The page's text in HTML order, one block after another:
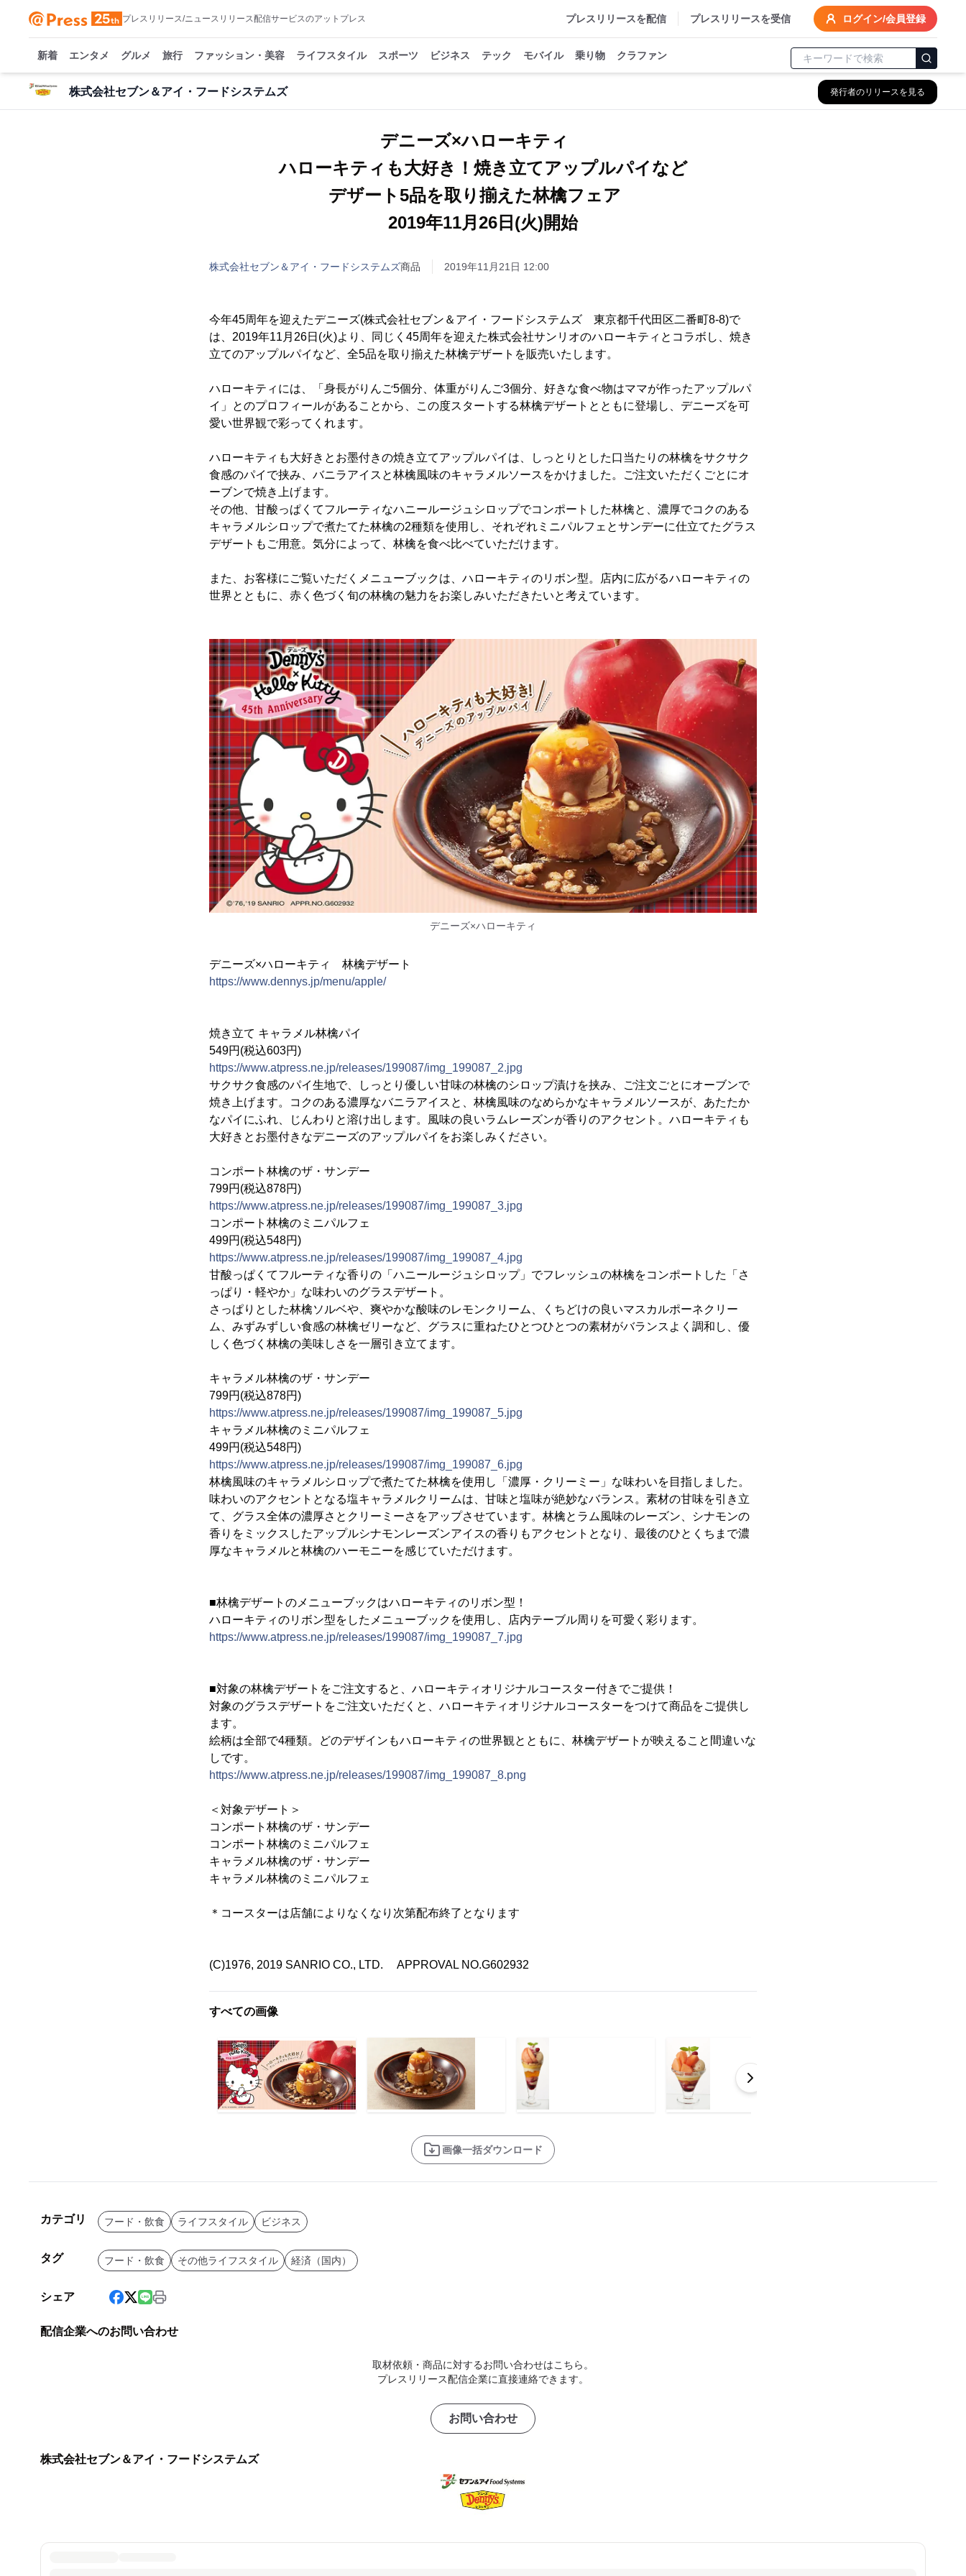
プレスリリース/ニュースリリース配信サービスのアットプレス プレスリリースを配信 プレスリリースを受信 ログイン/会員登録
新着 エンタメ グルメ 旅行 ファッション・美容 ライフスタイル スポーツ ビジネス テック モバイル 乗り物 クラファン
株式会社セブン＆アイ・フードシステムズ 発行者のリリースを見る
デニーズ×ハローキティ
ハローキティも大好き！焼き立てアップルパイなど
デザート5品を取り揃えた林檎フェア
2019年11月26日(火)開始
株式会社セブン＆アイ・フードシステムズ商品 2019年11月21日 12:00
今年45周年を迎えたデニーズ(株式会社セブン＆アイ・フードシステムズ 東京都千代田区二番町8-8)で
は、2019年11月26日(火)より、同じく45周年を迎えた株式会社サンリオのハローキティとコラボし、焼き
立てのアップルパイなど、全5品を取り揃えた林檎デザートを販売いたします。
ハローキティには、「身長がりんご5個分、体重がりんご3個分、好きな食べ物はママが作ったアップルパ
イ」とのプロフィールがあることから、この度スタートする林檎デザートとともに登場し、デニーズを可
愛い世界観で彩ってくれます。
ハローキティも大好きとお墨付きの焼き立てアップルパイは、しっとりとした口当たりの林檎をサクサク
食感のパイで挟み、バニラアイスと林檎風味のキャラメルソースをかけました。ご注文いただくごとにオ
ーブンで焼き上げます。
その他、甘酸っぱくてフルーティなハニールージュシロップでコンポートした林檎と、濃厚でコクのある
キャラメルシロップで煮たてた林檎の2種類を使用し、それぞれミニパルフェとサンデーに仕立てたグラス
デザートもご用意。気分によって、林檎を食べ比べていただけます。
また、お客様にご覧いただくメニューブックは、ハローキティのリボン型。店内に広がるハローキティの
世界とともに、赤く色づく旬の林檎の魅力をお楽しみいただきたいと考えています。
デニーズ×ハローキティ
デニーズ×ハローキティ 林檎デザート
https://www.dennys.jp/menu/apple/
焼き立て キャラメル林檎パイ
549円(税込603円)
https://www.atpress.ne.jp/releases/199087/img_199087_2.jpg
サクサク食感のパイ生地で、しっとり優しい甘味の林檎のシロップ漬けを挟み、ご注文ごとにオーブンで
焼き上げます。コクのある濃厚なバニラアイスと、林檎風味のなめらかなキャラメルソースが、あたたか
なパイにふれ、じんわりと溶け出します。風味の良いラムレーズンが香りのアクセント。ハローキティも
大好きとお墨付きなデニーズのアップルパイをお楽しみください。
コンポート林檎のザ・サンデー
799円(税込878円)
https://www.atpress.ne.jp/releases/199087/img_199087_3.jpg
コンポート林檎のミニパルフェ
499円(税込548円)
https://www.atpress.ne.jp/releases/199087/img_199087_4.jpg
甘酸っぱくてフルーティな香りの「ハニールージュシロップ」でフレッシュの林檎をコンポートした「さ
っぱり・軽やか」な味わいのグラスデザート。
さっぱりとした林檎ソルベや、爽やかな酸味のレモンクリーム、くちどけの良いマスカルポーネクリー
ム、みずみずしい食感の林檎ゼリーなど、グラスに重ねたひとつひとつの素材がバランスよく調和し、優
しく色づく林檎の美味しさを一層引き立てます。
キャラメル林檎のザ・サンデー
799円(税込878円)
https://www.atpress.ne.jp/releases/199087/img_199087_5.jpg
キャラメル林檎のミニパルフェ
499円(税込548円)
https://www.atpress.ne.jp/releases/199087/img_199087_6.jpg
林檎風味のキャラメルシロップで煮たてた林檎を使用し「濃厚・クリーミー」な味わいを目指しました。
味わいのアクセントとなる塩キャラメルクリームは、甘味と塩味が絶妙なバランス。素材の甘味を引き立
て、グラス全体の濃厚さとクリーミーさをアップさせています。林檎とラム風味のレーズン、シナモンの
香りをミックスしたアップルシナモンレーズンアイスの香りもアクセントとなり、最後のひとくちまで濃
厚なキャラメルと林檎のハーモニーを感じていただけます。
■林檎デザートのメニューブックはハローキティのリボン型！
ハローキティのリボン型をしたメニューブックを使用し、店内テーブル周りを可愛く彩ります。
https://www.atpress.ne.jp/releases/199087/img_199087_7.jpg
■対象の林檎デザートをご注文すると、ハローキティオリジナルコースター付きでご提供！
対象のグラスデザートをご注文いただくと、ハローキティオリジナルコースターをつけて商品をご提供し
ます。
絵柄は全部で4種類。どのデザインもハローキティの世界観とともに、林檎デザートが映えること間違いな
しです。
https://www.atpress.ne.jp/releases/199087/img_199087_8.png
＜対象デザート＞
コンポート林檎のザ・サンデー
コンポート林檎のミニパルフェ
キャラメル林檎のザ・サンデー
キャラメル林檎のミニパルフェ
＊コースターは店舗によりなくなり次第配布終了となります
(C)1976, 2019 SANRIO CO., LTD. APPROVAL NO.G602932
すべての画像
画像一括ダウンロード
カテゴリ フード・飲食 ライフスタイル ビジネス
タグ フード・飲食 その他ライフスタイル 経済（国内）
シェア
配信企業へのお問い合わせ
取材依頼・商品に対するお問い合わせはこちら。
プレスリリース配信企業に直接連絡できます。
お問い合わせ
株式会社セブン＆アイ・フードシステムズ